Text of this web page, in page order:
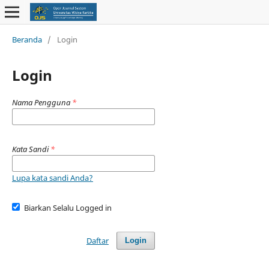
Beranda / Login
Login
Nama Pengguna *
Kata Sandi*
Lupa kata sandi Anda?
Biarkan Selalu Logged in
Login
Daftar